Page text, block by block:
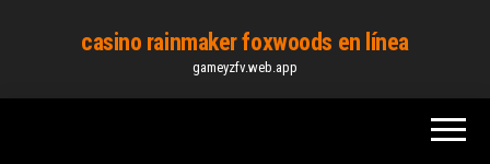
content
casino rainmaker foxwoods en línea
gameyzfv.web.app